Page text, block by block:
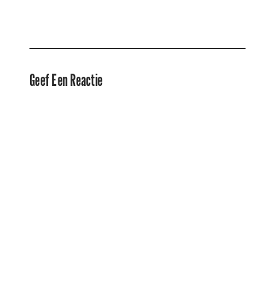
Geef Een Reactie